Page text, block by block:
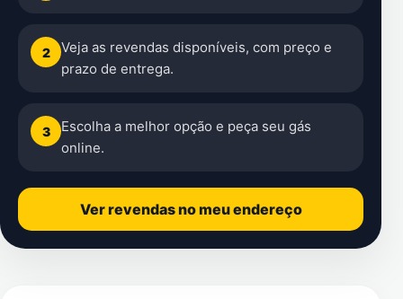
2
Veja as revendas disponíveis, com preço e
prazo de entrega.
3
Escolha a melhor opção e peça seu gás
online.
Ver revendas no meu endereço